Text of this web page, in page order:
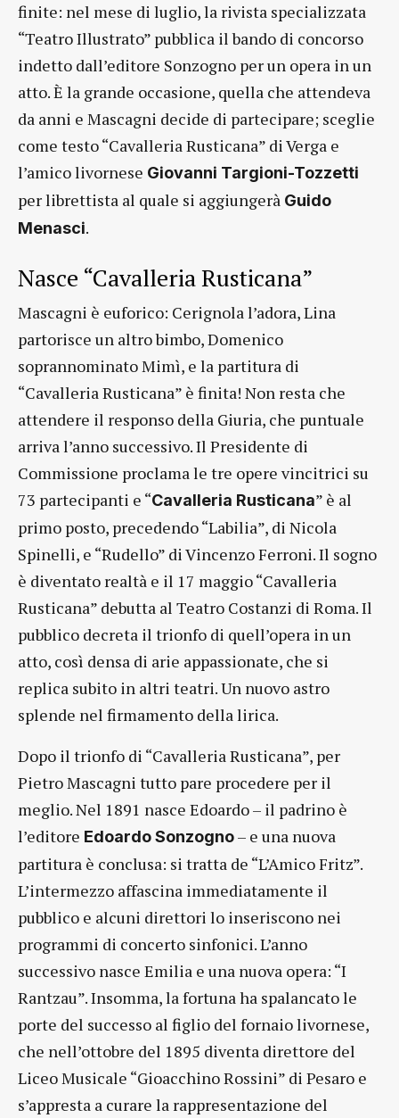
finite: nel mese di luglio, la rivista specializzata
“Teatro Illustrato” pubblica il bando di concorso
indetto dall’editore Sonzogno per un opera in un
atto. È la grande occasione, quella che attendeva
da anni e Mascagni decide di partecipare; sceglie
come testo “Cavalleria Rusticana” di Verga e
l’amico livornese Giovanni Targioni-Tozzetti
per librettista al quale si aggiungerà Guido
Menasci.
Nasce “Cavalleria Rusticana”
Mascagni è euforico: Cerignola l’adora, Lina
partorisce un altro bimbo, Domenico
soprannominato Mimì, e la partitura di
“Cavalleria Rusticana” è finita! Non resta che
attendere il responso della Giuria, che puntuale
arriva l’anno successivo. Il Presidente di
Commissione proclama le tre opere vincitrici su
73 partecipanti e “Cavalleria Rusticana” è al
primo posto, precedendo “Labilia”, di Nicola
Spinelli, e “Rudello” di Vincenzo Ferroni. Il sogno
è diventato realtà e il 17 maggio “Cavalleria
Rusticana” debutta al Teatro Costanzi di Roma. Il
pubblico decreta il trionfo di quell’opera in un
atto, così densa di arie appassionate, che si
replica subito in altri teatri. Un nuovo astro
splende nel firmamento della lirica.
Dopo il trionfo di “Cavalleria Rusticana”, per
Pietro Mascagni tutto pare procedere per il
meglio. Nel 1891 nasce Edoardo – il padrino è
l’editore Edoardo Sonzogno– e una nuova
partitura è conclusa: si tratta de “L’Amico Fritz”.
L’intermezzo affascina immediatamente il
pubblico e alcuni direttori lo inseriscono nei
programmi di concerto sinfonici. L’anno
successivo nasce Emilia e una nuova opera: “I
Rantzau”. Insomma, la fortuna ha spalancato le
porte del successo al figlio del fornaio livornese,
che nell’ottobre del 1895 diventa direttore del
Liceo Musicale “Gioacchino Rossini” di Pesaro e
s’appresta a curare la rappresentazione del